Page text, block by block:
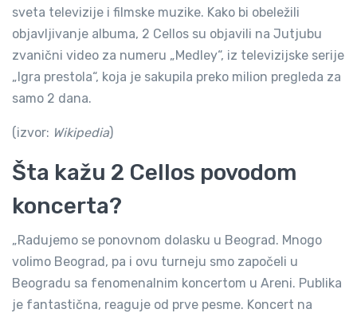
sveta televizije i filmske muzike. Kako bi obeležili
objavljivanje albuma, 2 Cellos su objavili na Jutjubu
zvanični video za numeru „Medley“, iz televizijske serije
„Igra prestola“, koja je sakupila preko milion pregleda za
samo 2 dana.
(izvor: Wikipedia)
Šta kažu 2 Cellos povodom
koncerta?
„Radujemo se ponovnom dolasku u Beograd. Mnogo
volimo Beograd, pa i ovu turneju smo započeli u
Beogradu sa fenomenalnim koncertom u Areni. Publika
je fantastična, reaguje od prve pesme. Koncert na